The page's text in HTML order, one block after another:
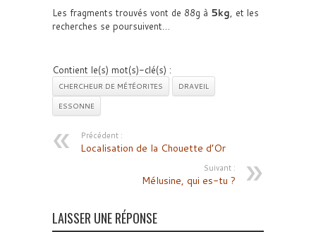
Les fragments trouvés vont de 88g à 5kg, et les
recherches se poursuivent…
Contient le(s) mot(s)-clé(s) :
CHERCHEUR DE MÉTÉORITES
DRAVEIL
ESSONNE
Précédent :
Localisation de la Chouette d’Or
Suivant :
Mélusine, qui es-tu ?
LAISSER UNE RÉPONSE